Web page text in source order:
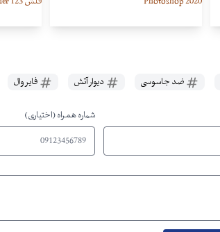
ضد جاسوسی دیوار آتش فایر وال
شماره همراه (اختیاری)